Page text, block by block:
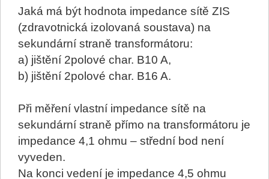
Jaká má být hodnota impedance sítě ZIS
(zdravotnická izolovaná soustava) na
sekundární straně transformátoru:
a) jištění 2polové char. B10 A,
b) jištění 2polové char. B16 A.
Při měření vlastní impedance sítě na
sekundární straně přímo na transformátoru je
impedance 4,1 ohmu – střední bod není
vyveden.
Na konci vedení je impedance 4,5 ohmu